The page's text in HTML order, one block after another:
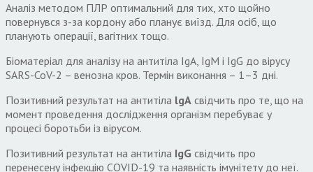
Аналіз методом ПЛР оптимальний для тих, хто щойно
повернувся з-за кордону або планує виїзд. Для осіб, що
планують операції, вагітних тощо.
Біоматеріал для аналізу на антитіла IgA, IgМ і IgG до вірусу
SARS-CoV-2 – венозна кров. Термін виконання – 1–3 дні.
Позитивний результат на антитіла lgA свідчить про те, що на
момент проведення дослідження організм перебуває у
процесі боротьби із вірусом.
Позитивний результат на антитіла IgG свідчить про
перенесену інфекцію COVID-19 та наявність імунітету до неї.